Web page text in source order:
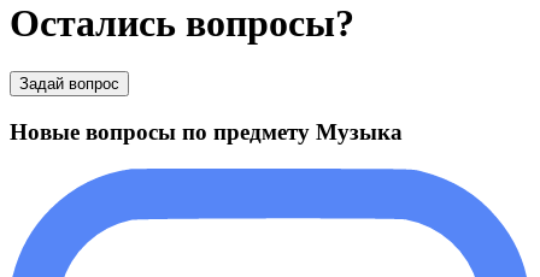
Остались вопросы?
Задай вопрос
Новые вопросы по предмету Музыка